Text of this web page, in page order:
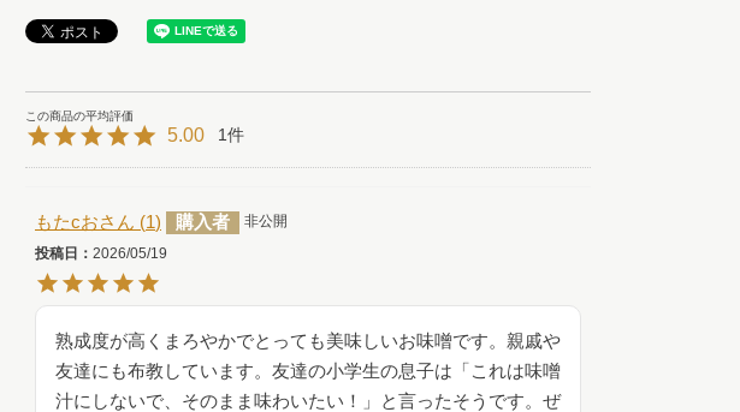
5.00 1
もたcお 1 購入者
非公開
投稿日
2026/05/19
熟成度が高くまろやかでとっても美味しいお味噌です。親戚や
友達にも布教しています。友達の小学生の息子は「これは味噌
汁にしないで、そのまま味わいたい！」と言ったそうです。ぜ